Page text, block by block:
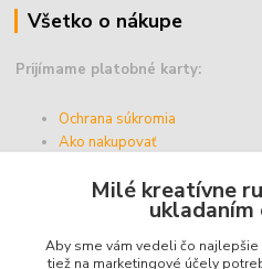
Všetko o nákupe
Prijímame platobné karty:
Ochrana súkromia
Ako nakupovať
Doprava a platba
Obchodné podmienky
Milé kreatívne
ukladaním
Aby sme vám vedeli čo
tiež na marketingové účely